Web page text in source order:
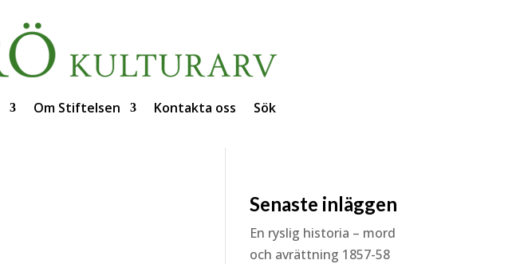
Om Stiftelsen Kontakta oss Sök
Senaste inläggen
En ryslig historia – mord
och avrättning 1857-58